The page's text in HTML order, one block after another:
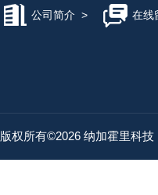
公司简介 > 在线
版权所有©2026 纳加霍里科